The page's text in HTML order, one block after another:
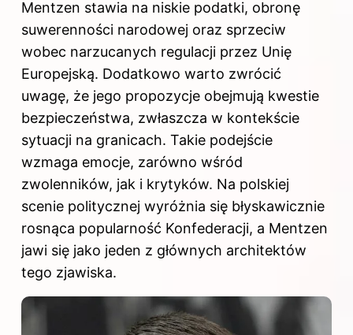
Mentzen stawia na niskie podatki, obronę
suwerenności narodowej oraz sprzeciw
wobec narzucanych regulacji przez Unię
Europejską. Dodatkowo warto zwrócić
uwagę, że jego propozycje obejmują kwestie
bezpieczeństwa, zwłaszcza w kontekście
sytuacji na granicach. Takie podejście
wzmaga emocje, zarówno wśród
zwolenników, jak i krytyków. Na polskiej
scenie politycznej wyróżnia się błyskawicznie
rosnąca popularność Konfederacji, a Mentzen
jawi się jako jeden z głównych architektów
tego zjawiska.